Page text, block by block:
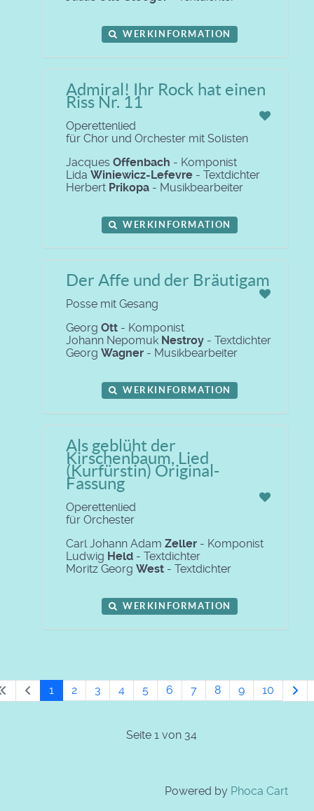
WERKINFORMATION
Admiral! Ihr Rock hat einen
Riss Nr. 11
Operettenlied
für Chor und Orchester mit Solisten
Jacques Offenbach - Komponist
Lida Winiewicz-Lefevre - Textdichter
Herbert Prikopa - Musikbearbeiter
WERKINFORMATION
Der Affe und der Bräutigam
Posse mit Gesang
Georg Ott - Komponist
Johann Nepomuk Nestroy - Textdichter
Georg Wagner - Musikbearbeiter
WERKINFORMATION
Als geblüht der
Kirschenbaum, Lied
(Kurfürstin) Original-
Fassung
Operettenlied
für Orchester
Carl Johann Adam Zeller - Komponist
Ludwig Held - Textdichter
Moritz Georg West - Textdichter
WERKINFORMATION
1 2 3 4 5 6 7 8 9 10
Seite 1 von 34
Powered by Phoca Cart